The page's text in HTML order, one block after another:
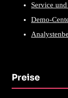
Service
Demo-
Preise